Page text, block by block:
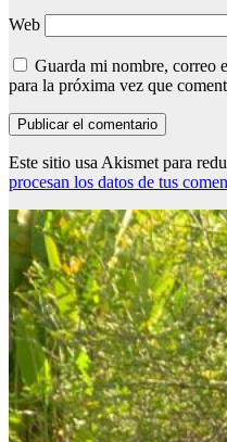
Web
Guarda mi nombre, correo
para la próxima vez que
Este sitio usa Akismet para
procesan los datos de tus